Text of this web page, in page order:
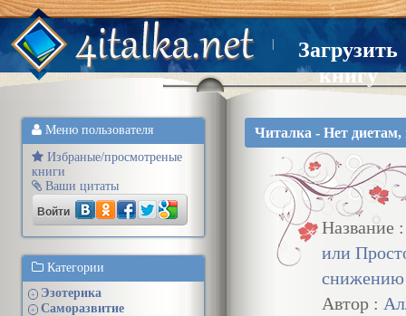
Загрузить
книгу
Меню пользователя
Избраные/просмотреные
книги
Ваши цитаты
Войти
Категории
+ Эзотерика
+ Саморазвитие
Читалка - Нет
Название
или
снижению
Автор :